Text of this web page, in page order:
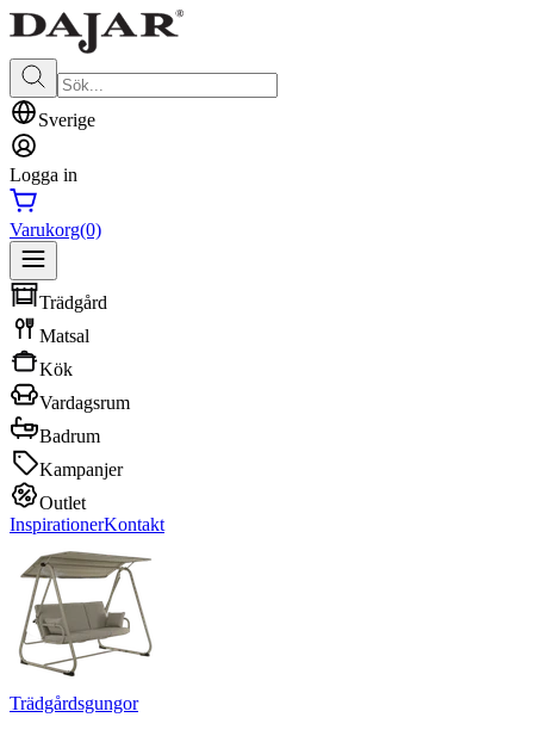
Sverige
Logga in
Varukorg(0)
Trädgård
Matsal
Kök
Vardagsrum
Badrum
Kampanjer
Outlet
InspirationerKontakt
Trädgårdsgungor